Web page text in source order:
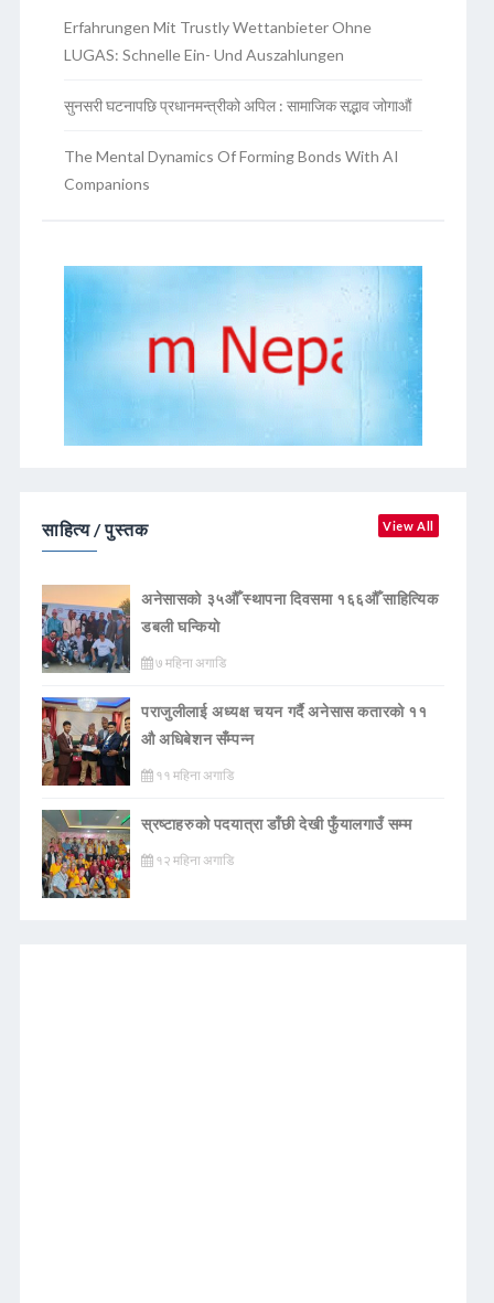
Erfahrungen Mit Trustly Wettanbieter Ohne
LUGAS: Schnelle Ein- Und Auszahlungen
सुनसरी घटनापछि प्रधानमन्त्रीको अपिल : सामाजिक सद्भाव जोगाऔं
The Mental Dynamics Of Forming Bonds With AI
Companions
साहित्य / पुस्तक View All
अनेसासको ३५औँ स्थापना दिवसमा १६६औँ साहित्यिक
डबली घन्कियाे
७ महिना अगाडि
पराजुलीलाई अध्यक्ष चयन गर्दै अनेसास कतारको ११
औ अधिबेशन सँम्पन्न
११ महिना अगाडि
स्रष्टाहरुको पदयात्रा डाँछी देखी फुँयालगाउँ सम्म
१२ महिना अगाडि